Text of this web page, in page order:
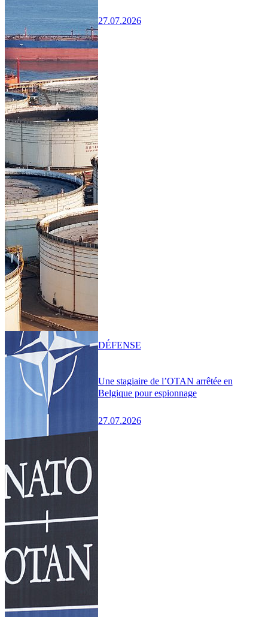
27.07.2026
Une stagiaire de l’OTAN arrêtée en
Belgique pour espionnage
27.07.2026
DÉFENSE